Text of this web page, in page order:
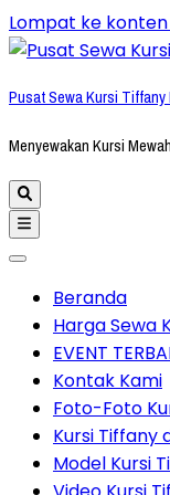
Lompat ke
Pusat Sewa Kursi
Menyewakan Kursi
Beranda
Harga Sewa
EVENT
Kontak Kami
Foto-Foto
Kursi Tiffany
Model Kursi